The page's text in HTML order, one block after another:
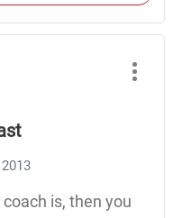
is, then you